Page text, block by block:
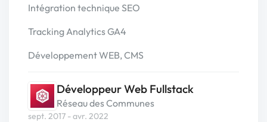
Intégration technique SEO
Tracking Analytics GA4
Développement WEB, CMS
Développeur Web Fullstack
Réseau des Communes
sept. 2017 - avr. 2022